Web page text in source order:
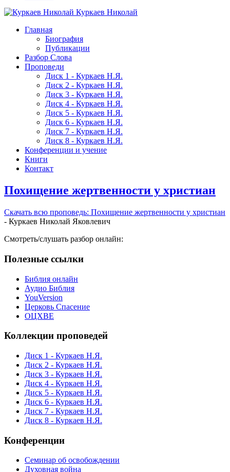
Куркаев Николай
Главная
Биография
Публикации
Разбор Слова
Проповеди
Диск 1 - Куркаев Н.Я.
Диск 2 - Куркаев Н.Я.
Диск 3 - Куркаев Н.Я.
Диск 4 - Куркаев Н.Я.
Диск 5 - Куркаев Н.Я.
Диск 6 - Куркаев Н.Я.
Диск 7 - Куркаев Н.Я.
Диск 8 - Куркаев Н.Я.
Конференции и учение
Книги
Контакт
Похищение жертвенности у христиан
Скачать вcю проповедь: Похищение жертвенности у христиан
- Куркаев Николай Яковлевич
Смотреть/слушать разбор онлайн:
Полезные ссылки
Библия онлайн
Аудио Библия
YouVersion
Церковь Спасение
ОЦХВЕ
Коллекции проповедей
Диск 1 - Куркаев Н.Я.
Диск 2 - Куркаев Н.Я.
Диск 3 - Куркаев Н.Я.
Диск 4 - Куркаев Н.Я.
Диск 5 - Куркаев Н.Я.
Диск 6 - Куркаев Н.Я.
Диск 7 - Куркаев Н.Я.
Диск 8 - Куркаев Н.Я.
Конференции
Семинар об освобождении
Духовная война